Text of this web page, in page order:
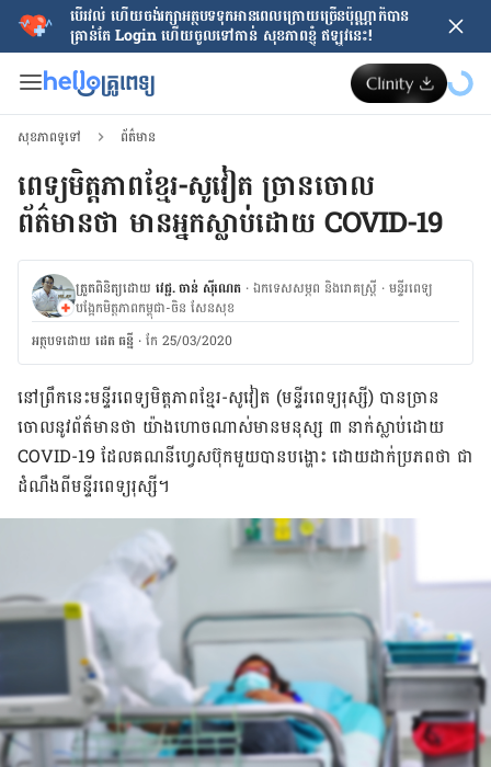
បើរវល់ ហើយចង់​រក្សាអត្ថបទទុកអានពេលក្រោយ​ច្រើនប៉ុណ្ណាក៏បាន
គ្រាន់តែ​ Login ហើយចូលទៅកាន់ សុខភាពខ្ញុំ ឥឡូវនេះ!
សុខភាពទូទៅ ព័ត៌មាន
ពេទ្យមិត្តភាពខ្មែរ-សូវៀត ច្រានចោល
ព័ត៌មានថា មានអ្នកស្លាប់ដោយ COVID-19
ត្រួតពិនិត្យដោយ វេជ្ជ. ចាន់ ស៊ីណេត ·ឯកទេសសម្ភព និងរោគស្ត្រី ·ម​ន្ទីរពេទ្យ
បង្អែកមិត្តភាពកម្ពុជា-ចិន សែនសុខ
អត្ថបទ​ដោយ ដេត ធន្នី ·កែ 25/03/2020
នៅ​ព្រឹក​នេះ​មន្ទីរពេទ្យ​មិត្តភាព​ខ្មែរ-សូវៀត (មន្ទីរពេទ្យរុស្សី) បាន​ច្រាន​
ចោល​នូវ​ព័ត៌មាន​ថា យ៉ាង​ហោច​ណាស់​មាន​​មនុស្ស​ ៣​ នាក់​ស្លាប់​ដោយ
COVID-19 ដែល​គណនី​ហ្វេសប៊ុក​មួយ​បាន​បង្ហោះ ដោយ​ដាក់​ប្រភព​ថា ជា​
ដំណឹង​ពី​មន្ទីរពេទ្យ​រុស្សី។